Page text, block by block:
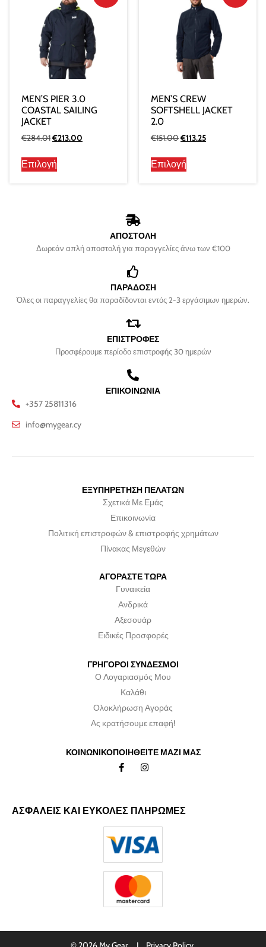
MEN’S PIER 3.0
COASTAL SAILING
JACKET
€284.01€213.00
Επιλογή
MEN’S CREW
SOFTSHELL JACKET
2.0
€151.00€113.25
Επιλογή
ΑΠΟΣΤΟΛΗ
Δωρεάν απλή αποστολή για παραγγελίες άνω των €100
ΠΑΡΑΔΟΣΗ
Όλες οι παραγγελίες θα παραδίδονται εντός 2-3 εργάσιμων ημερών.
ΕΠΙΣΤΡΟΦΕΣ
Προσφέρουμε περίοδο επιστροφής 30 ημερών
ΕΠΙΚΟΙΝΩΝΙΑ
+357 25811316
info@mygear.cy
ΕΞΥΠΗΡΕΤΗΣΗ ΠΕΛΑΤΩΝ
Σχετικά Με Εμάς
Επικοινωνία
Πολιτική επιστροφών & επιστροφής χρημάτων
Πίνακας Μεγεθών
ΑΓΟΡΑΣΤΕ ΤΩΡΑ
Γυναικεία
Ανδρικά
Αξεσουάρ
Ειδικές Προσφορές
ΓΡΗΓΟΡΟΙ ΣΥΝΔΕΣΜΟΙ
Ο Λογαριασμός Μου
Καλάθι
Ολοκλήρωση Αγοράς
Ας κρατήσουμε επαφή!
ΚΟΙΝΩΝΙΚΟΠΟΙΗΘΕΙΤΕ ΜΑΖΙ ΜΑΣ
ΑΣΦΑΛΕΙΣ ΚΑΙ ΕΥΚΟΛΕΣ ΠΛΗΡΩΜΕΣ